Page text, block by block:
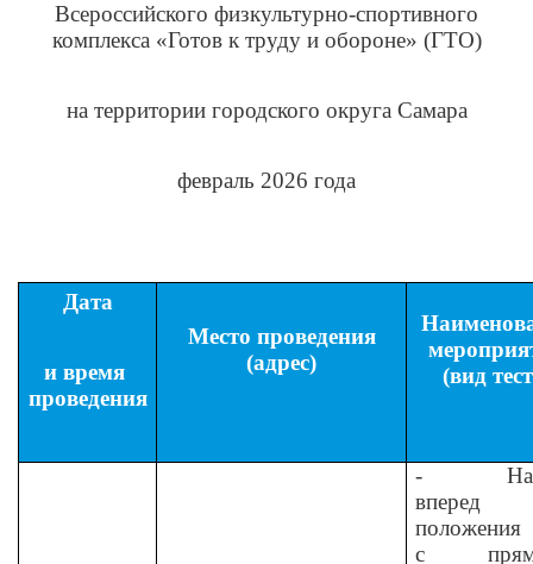
Всероссийского физкультурно-спортивного
комплекса «Готов к труду и обороне» (ГТО)
на территории городского округа Самара
февраль 2026 года
Дата
и время
проведения
Место проведения
(адрес)
(вид
-
положения
с